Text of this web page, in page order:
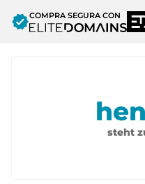
verifiedCOMPRA SEGURA CON
steht